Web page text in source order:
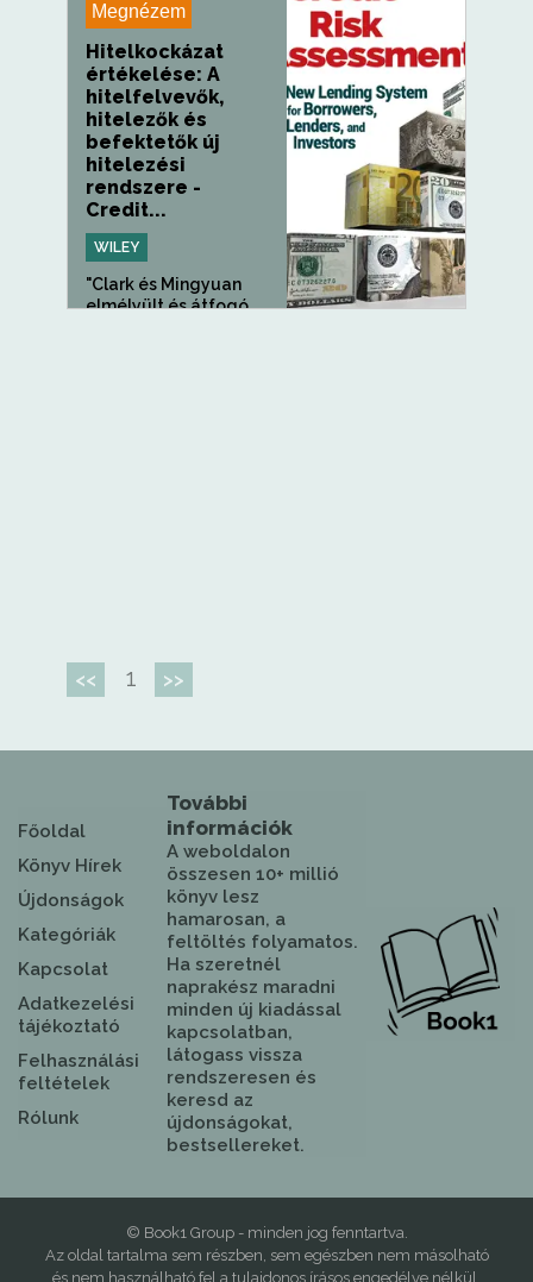
Megnézem
Hitelkockázat
értékelése: A
hitelfelvevők,
hitelezők és
befektetők új
hitelezési
rendszere -
Credit...
WILEY
"Clark és Mingyuan
elmélyült és átfogó
<< 1 >>
Főoldal
Könyv Hírek
Újdonságok
Kategóriák
Kapcsolat
Adatkezelési
tájékoztató
Felhasználási
feltételek
Rólunk
További
információk
A weboldalon
összesen 10+ millió
könyv lesz
hamarosan, a
feltöltés folyamatos.
Ha szeretnél
naprakész maradni
minden új kiadással
kapcsolatban,
látogass vissza
rendszeresen és
keresd az
újdonságokat,
bestsellereket.
© Book1 Group - minden jog fenntartva.
Az oldal tartalma sem részben, sem egészben nem másolható
és nem használható fel a tulajdonos írásos engedélye nélkül.